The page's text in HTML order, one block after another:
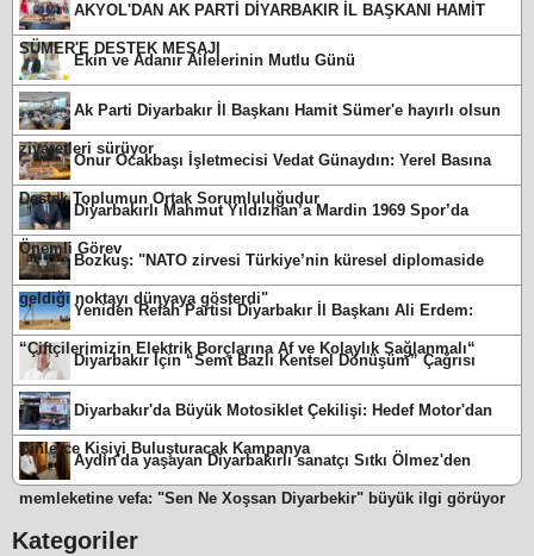
AKYOL'DAN AK PARTİ DİYARBAKIR İL BAŞKANI HAMİT
SÜMER'E DESTEK MESAJI
Ekin ve Adanır Ailelerinin Mutlu Günü
Ak Parti Diyarbakır İl Başkanı Hamit Sümer'e hayırlı olsun
ziyaretleri sürüyor
Onur Ocakbaşı İşletmecisi Vedat Günaydın: Yerel Basına
Destek Toplumun Ortak Sorumluluğudur
Diyarbakırlı Mahmut Yıldızhan’a Mardin 1969 Spor’da
Önemli Görev
Bozkuş: "NATO zirvesi Türkiye’nin küresel diplomaside
geldiği noktayı dünyaya gösterdi"
Yeniden Refah Partisi Diyarbakır İl Başkanı Ali Erdem:
“Çiftçilerimizin Elektrik Borçlarına Af ve Kolaylık Sağlanmalı“
Diyarbakır İçin “Semt Bazlı Kentsel Dönüşüm” Çağrısı
Diyarbakır'da Büyük Motosiklet Çekilişi: Hedef Motor'dan
Binlerce Kişiyi Buluşturacak Kampanya
Aydın'da yaşayan Diyarbakırlı sanatçı Sıtkı Ölmez'den
memleketine vefa: "Sen Ne Xoşsan Diyarbekir" büyük ilgi görüyor
Kategoriler